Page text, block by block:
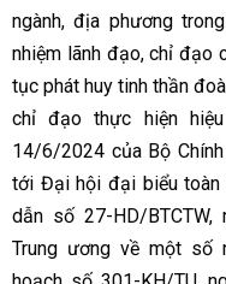
ngành, địa phương
nhiệm lãnh đạo, chỉ đạo
tục phát huy tinh thần
chỉ đạo thực hiện
14/6/2024 của Bộ
tới Đại hội đại biểu toàn
dẫn số 27-HD/
Trung ương về một số